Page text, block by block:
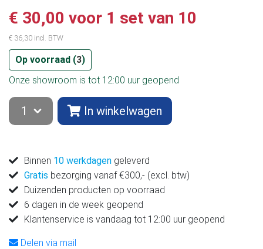
€ 30,00 voor 1 set van 10
€ 36,30 incl. BTW
Op voorraad (3)
Onze showroom is tot 12:00 uur geopend
In winkelwagen
Binnen 10 werkdagen geleverd
Gratis bezorging vanaf €300,- (excl. btw)
Duizenden producten op voorraad
6 dagen in de week geopend
Klantenservice is vandaag tot 12:00 uur geopend
Delen via mail